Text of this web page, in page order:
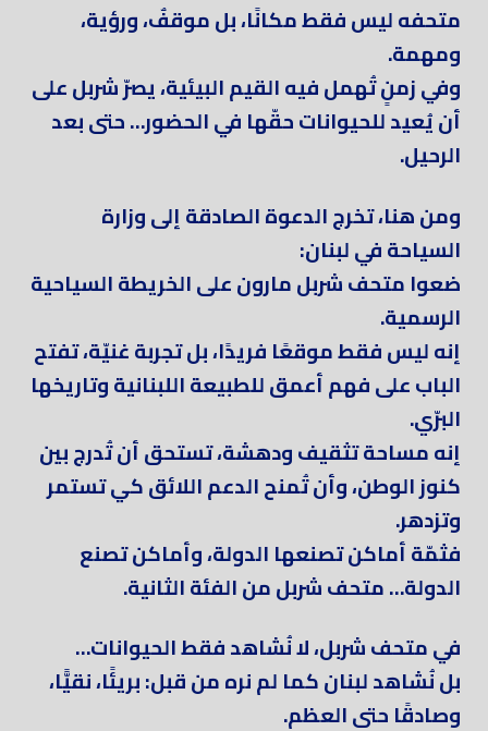
متحفه ليس فقط مكانًا، بل موقفٌ، ورؤية،
ومهمة.
وفي زمنٍ تُهمل فيه القيم البيئية، يصرّ شربل على
أن يُعيد للحيوانات حقّها في الحضور… حتى بعد
الرحيل.
ومن هنا، تخرج الدعوة الصادقة إلى وزارة
السياحة في لبنان:
ضعوا متحف شربل مارون على الخريطة السياحية
الرسمية.
إنه ليس فقط موقعًا فريدًا، بل تجربة غنيّة، تفتح
الباب على فهم أعمق للطبيعة اللبنانية وتاريخها
البرّي.
إنه مساحة تثقيف ودهشة، تستحق أن تُدرج بين
كنوز الوطن، وأن تُمنح الدعم اللائق كي تستمر
وتزدهر.
فثمّة أماكن تصنعها الدولة، وأماكن تصنع
الدولة… متحف شربل من الفئة الثانية.
في متحف شربل، لا نُشاهد فقط الحيوانات…
بل نُشاهد لبنان كما لم نره من قبل: بريئًا، نقيًّا،
وصادقًا حتى العظم.